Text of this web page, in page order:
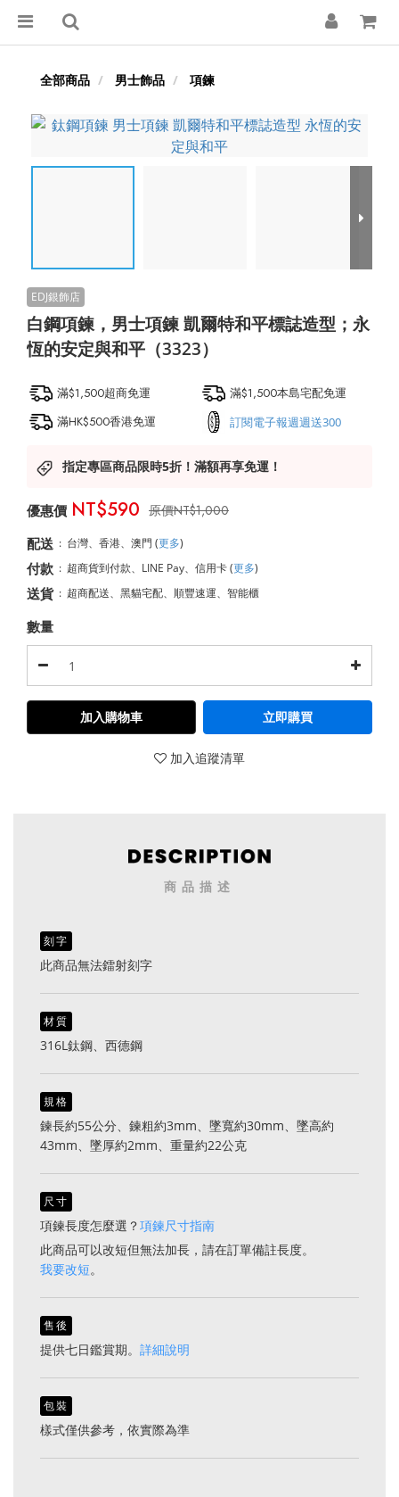
全部商品 男士飾品 項鍊
白鋼項鍊，男士項鍊 凱爾特和平標誌造型；永
恆的安定與和平（3323）
滿$1,500超商免運
滿$1,500本島宅配免運
滿HK$500香港免運
訂閱電子報週週送300
指定專區商品限時5折！滿額再享免運！
NT$1,000
NT$590
配送 : 台灣、香港、澳門 (更多)
付款 : 超商貨到付款、LINE Pay、信用卡(更多)
送貨 : 超商配送、黑貓宅配、順豐速運、智能櫃
數量
加入購物車 立即購買
加入追蹤清單
商品描述
刻字
此商品無法鐳射刻字
材質
316L鈦鋼、西德鋼
規格
鍊長約55公分、鍊粗約3mm、墜寬約30mm、墜高約
43mm、墜厚約2mm、重量約22公克
尺寸
項鍊長度怎麼選？項鍊尺寸指南
此商品可以改短但無法加長，請在訂單備註長度。
我要改短。
售後
提供七日鑑賞期。 詳細說明
包裝
樣式僅供參考，依實際為準